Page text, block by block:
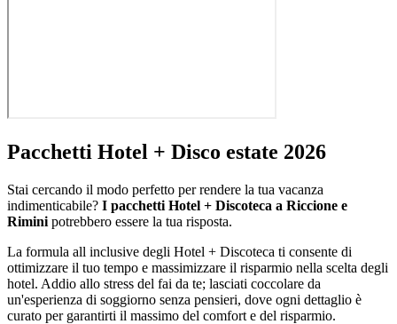
Pacchetti Hotel + Disco estate 2026
Stai cercando il modo perfetto per rendere la tua vacanza
indimenticabile? I pacchetti Hotel + Discoteca a Riccione e
Rimini potrebbero essere la tua risposta.
La formula all inclusive degli Hotel + Discoteca ti consente di
ottimizzare il tuo tempo e massimizzare il risparmio nella scelta degli
hotel. Addio allo stress del fai da te; lasciati coccolare da
un'esperienza di soggiorno senza pensieri, dove ogni dettaglio è
curato per garantirti il massimo del comfort e del risparmio.